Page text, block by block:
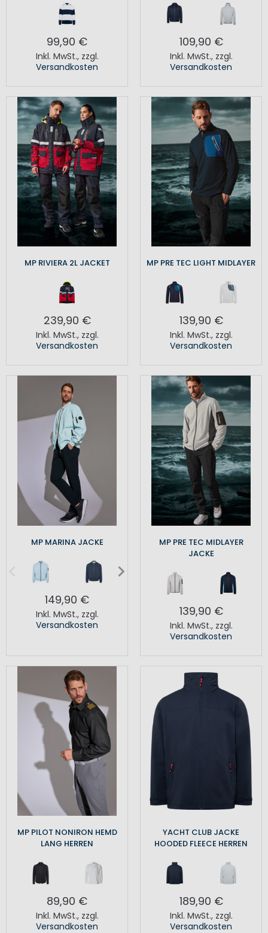
99,90 €
Inkl. MwSt., zzgl.
Versandkosten
109,90 €
Inkl. MwSt., zzgl.
Versandkosten
MP RIVIERA 2L JACKET
239,90 €
Inkl. MwSt., zzgl.
Versandkosten
MP PRE TEC LIGHT MIDLAYER
139,90 €
Inkl. MwSt., zzgl.
Versandkosten
MP MARINA JACKE
149,90 €
Inkl. MwSt., zzgl.
Versandkosten
MP PRE TEC MIDLAYER
JACKE
139,90 €
Inkl. MwSt., zzgl.
Versandkosten
MP PILOT NONIRON HEMD
LANG HERREN
89,90 €
Inkl. MwSt., zzgl.
Versandkosten
YACHT CLUB JACKE
HOODED FLEECE HERREN
189,90 €
Inkl. MwSt., zzgl.
Versandkosten